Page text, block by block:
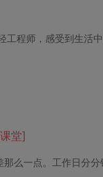
堂]
那么一点。工作日分分